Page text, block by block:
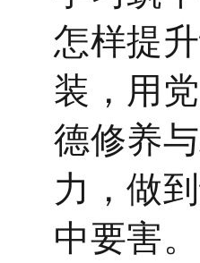
怎样提
装，用
德修养
力，做
中要害。